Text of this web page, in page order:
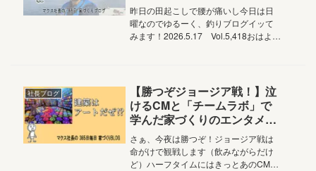
昨日の田起こしで腰が痛いし今日は日
曜なのでゆるーく、釣りブログイッて
みます！2026.5.17 Vol.5,418おはよう
果…小学校からの釣...
社長ブログ
【勝つぞジョージア戦！】泣
けるCMと「チームラボ」で
学んだ家づくりのエンタメ力
とは？
さぁ、今夜は勝つぞ！ジョージア戦は
命がけで観戦します（飲みながらだけ
ど）ハーフタイムにはきっとあのCMが